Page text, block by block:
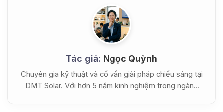
Tác giả: Ngọc Quỳnh
Chuyên gia kỹ thuật và cố vấn giải pháp chiếu sáng tại
DMT Solar. Với hơn 5 năm kinh nghiệm trong ngành